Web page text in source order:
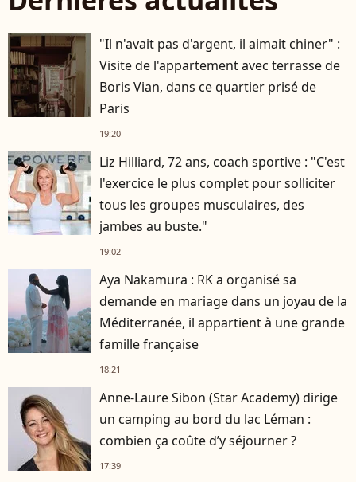
"Il n'avait pas d'argent, il aimait chiner" :
Visite de l'appartement avec terrasse de
Boris Vian, dans ce quartier prisé de
Paris
19:20
Liz Hilliard, 72 ans, coach sportive : "C'est
l'exercice le plus complet pour solliciter
tous les groupes musculaires, des
jambes au buste."
19:02
Aya Nakamura : RK a organisé sa
demande en mariage dans un joyau de la
Méditerranée, il appartient à une grande
famille française
18:21
Anne-Laure Sibon (Star Academy) dirige
un camping au bord du lac Léman :
combien ça coûte d’y séjourner ?
17:39